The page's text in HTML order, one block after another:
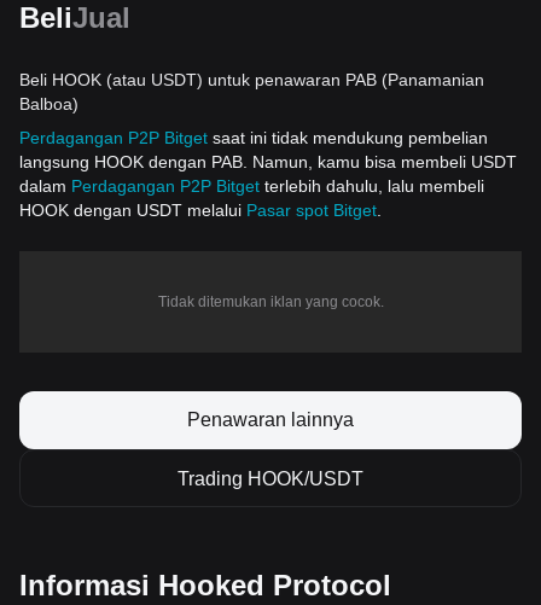
BeliJual
Beli HOOK (atau USDT) untuk penawaran PAB (Panamanian
Balboa)
Perdagangan P2P Bitget saat ini tidak mendukung pembelian
langsung HOOK dengan PAB. Namun, kamu bisa membeli USDT
dalam Perdagangan P2P Bitget terlebih dahulu, lalu membeli
HOOK dengan USDT melalui Pasar spot Bitget
Tidak ditemukan iklan yang cocok.
Penawaran lainnya
Trading HOOK/USDT
Informasi Hooked Protocol